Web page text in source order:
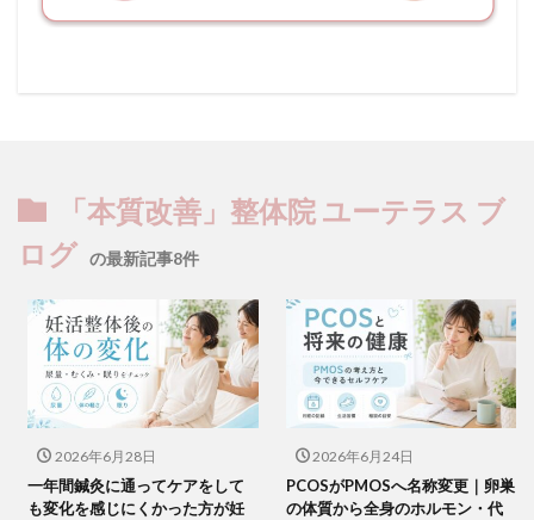
「本質改善」整体院 ユーテラス ブ
ログ の最新記事8件
2026年6月28日
一年間鍼灸に通ってケアをして
も変化を感じにくかった方が妊
2026年6月24日
PCOSがPMOSへ名称変更｜卵巣
の体質から全身のホルモン・代